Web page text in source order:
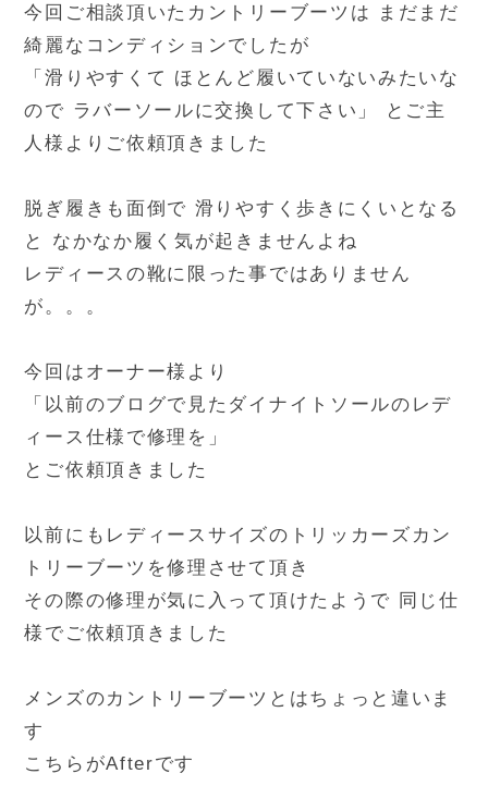
今回ご相談頂いたカントリーブーツは まだまだ
綺麗なコンディションでしたが
「滑りやすくて ほとんど履いていないみたいな
ので ラバーソールに交換して下さい」 とご主
人様よりご依頼頂きました
脱ぎ履きも面倒で 滑りやすく歩きにくいとなる
と なかなか履く気が起きませんよね
レディースの靴に限った事ではありません
が。。。
今回はオーナー様より
「以前のブログで見たダイナイトソールのレデ
ィース仕様で修理を」
とご依頼頂きました
以前にもレディースサイズのトリッカーズカン
トリーブーツを修理させて頂き
その際の修理が気に入って頂けたようで 同じ仕
様でご依頼頂きました
メンズのカントリーブーツとはちょっと違いま
す
こちらがAfterです